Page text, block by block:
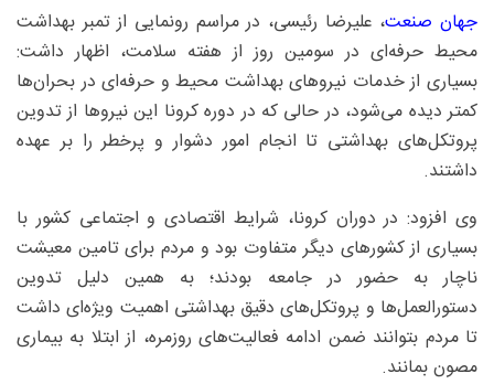
جهان صنعت، علیرضا رئیسی، در مراسم رونمایی از تمبر بهداشت
محیط حرفه‌ای در سومین روز از هفته سلامت، اظهار داشت:
بسیاری از خدمات نیروهای بهداشت محیط و حرفه‌ای در بحران‌ها
کمتر دیده می‌شود، در حالی که در دوره کرونا این نیروها از تدوین
پروتکل‌های بهداشتی تا انجام امور دشوار و پرخطر را بر عهده
داشتند.
وی افزود: در دوران کرونا، شرایط اقتصادی و اجتماعی کشور با
بسیاری از کشورهای دیگر متفاوت بود و مردم برای تامین معیشت
ناچار به حضور در جامعه بودند؛ به همین دلیل تدوین
دستورالعمل‌ها و پروتکل‌های دقیق بهداشتی اهمیت ویژه‌ای داشت
تا مردم بتوانند ضمن ادامه فعالیت‌های روزمره، از ابتلا به بیماری
مصون بمانند.